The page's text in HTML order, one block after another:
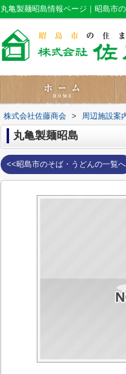
丸亀製麺昭島情報ページ｜昭島市
株式会社佐藤商会 > 周辺施設案
丸亀製麺昭島
<<昭島市のそば・うどんの一覧へ